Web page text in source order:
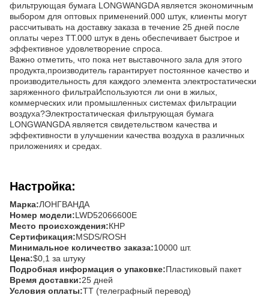
фильтрующая бумага LONGWANGDA является экономичным
выбором для оптовых применений.000 штук, клиенты могут
рассчитывать на доставку заказа в течение 25 дней после
оплаты через TT.000 штук в день обеспечивает быстрое и
эффективное удовлетворение спроса.
Важно отметить, что пока нет выставочного зала для этого
продукта,производитель гарантирует постоянное качество и
производительность для каждого элемента электростатически
заряженного фильтраИспользуются ли они в жилых,
коммерческих или промышленных системах фильтрации
воздуха?Электростатическая фильтрующая бумага
LONGWANGDA является свидетельством качества и
эффективности в улучшении качества воздуха в различных
приложениях и средах.
Настройка:
Марка:ЛОНГВАНДА
Номер модели:LWD52066600E
Место происхождения:КНР
Сертификация:MSDS/ROSH
Минимальное количество заказа:10000 шт.
Цена:$0,1 за штуку
Подробная информация о упаковке:Пластиковый пакет
Время доставки:25 дней
Условия оплаты:TT (телеграфный перевод)